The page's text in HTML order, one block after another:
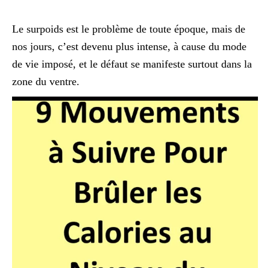
Le surpoids est le problème de toute époque, mais de
nos jours, c’est devenu plus intense, à cause du mode
de vie imposé, et le défaut se manifeste surtout dans la
zone du ventre.